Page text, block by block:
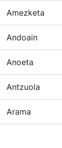
Amezketa
Andoain
Anoeta
Antzuola
Arama